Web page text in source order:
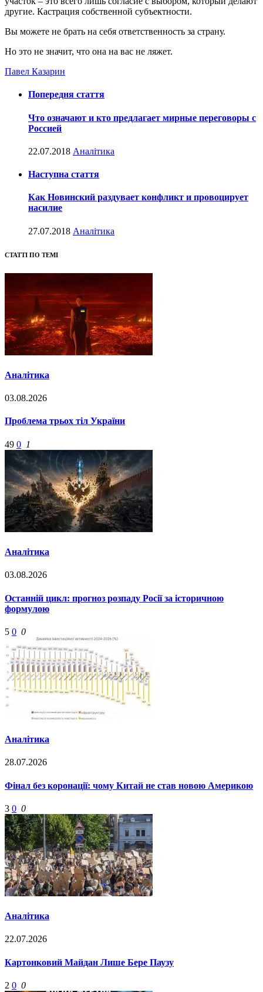
другие. Кастрация собственной субъектности.
Вы можете не брать на себя ответственность за страну.
Но это не значит, что она на вас не ляжет.
Павел Казарин
Попередня стаття
Что означают и кто предлагает мирные переговоры с
Россией
22.07.2018 Аналітика
Наступна стаття
Как Новинский раздувает конфликт и провоцирует
насилие
27.07.2018 Аналітика
СТАТТІ ПО ТЕМІ
Аналітика
03.08.2026
Проблема трьох тіл України
49 0 1
Аналітика
03.08.2026
Останній цикл: прогноз розпаду Росії за історичною
формулою
5 0 0
Аналітика
28.07.2026
Фінал без коронації: чому Китай не став новою Америкою
3 0 0
Аналітика
22.07.2026
Картонковий Майдан Лише Бере Паузу
2 0 0